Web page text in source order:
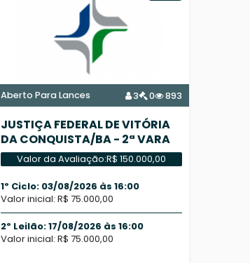
Aberto Para Lances 3 0 893
JUSTIÇA FEDERAL DE VITÓRIA
DA CONQUISTA/BA - 2ª VARA
FEDERAL
Valor da Avaliação:R$ 150.000,00
1º Ciclo: 03/08/2026 às 16:00
Valor inicial: R$ 75.000,00
2º Leilão: 17/08/2026 às 16:00
Valor inicial: R$ 75.000,00